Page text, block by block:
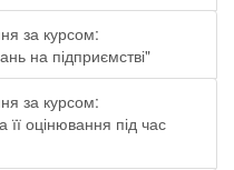
за курсом:
на підприємстві"
за курсом:
оцінювання під час